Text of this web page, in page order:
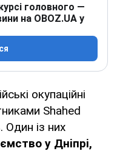
головного —
на OBOZ.UA у
окупаційні
Shahed
Один із них
у Днiпрi,